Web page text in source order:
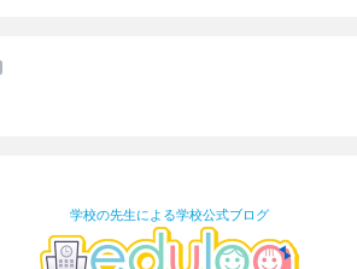
学校の先生による学校公式ブログ